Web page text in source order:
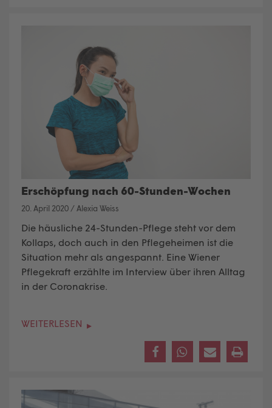
Erschöpfung nach 60-Stunden-Wochen
20. April 2020 /Alexia Weiss
Die häusliche 24-Stunden-Pflege steht vor dem
Kollaps, doch auch in den Pflegeheimen ist die
Situation mehr als angespannt. Eine Wiener
Pflegekraft erzählte im Interview über ihren Alltag
in der Coronakrise.
WEITERLESEN